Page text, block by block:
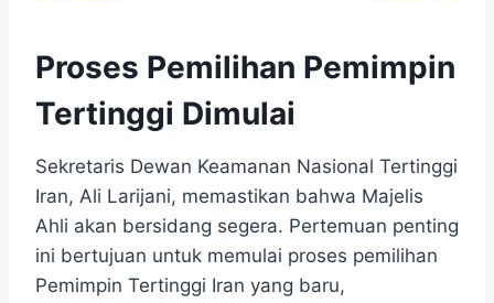
Proses Pemilihan Pemimpin
Tertinggi Dimulai
Sekretaris Dewan Keamanan Nasional Tertinggi
Iran, Ali Larijani, memastikan bahwa Majelis
Ahli akan bersidang segera. Pertemuan penting
ini bertujuan untuk memulai proses pemilihan
Pemimpin Tertinggi Iran yang baru,